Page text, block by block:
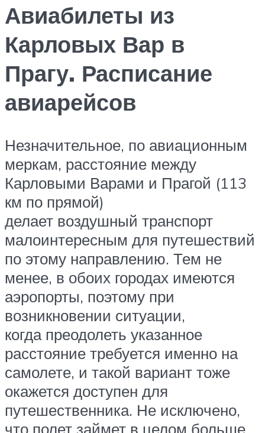
Авиабилеты из
Карловых Вар в
Прагу. Расписание
авиарейсов
Незначительное, по авиационным
меркам, расстояние между
Карловыми Варами и Прагой (113
км по прямой)
делает воздушный транспорт
малоинтересным для путешествий
по этому направлению. Тем не
менее, в обоих городах имеются
аэропорты, поэтому при
возникновении ситуации,
когда преодолеть указанное
расстояние требуется именно на
самолете, и такой вариант тоже
окажется доступен для
путешественника. Не исключено,
что полет займет в целом больше